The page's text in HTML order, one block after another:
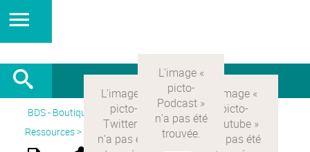
BDS - Boutique des sciences Version Française>
Ressources >
Publications sur la recherche participative